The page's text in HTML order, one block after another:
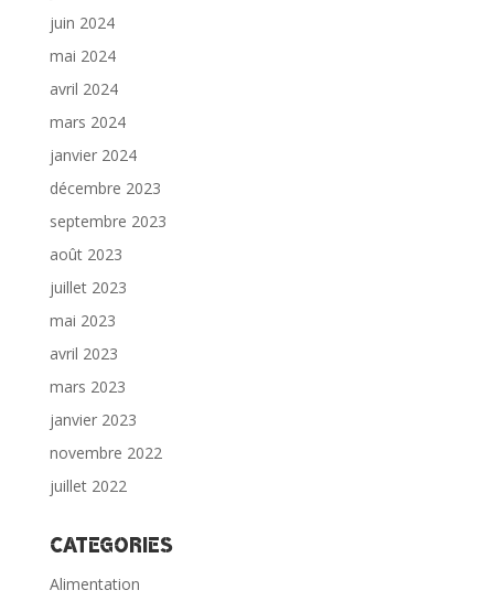
juin 2024
mai 2024
avril 2024
mars 2024
janvier 2024
décembre 2023
septembre 2023
août 2023
juillet 2023
mai 2023
avril 2023
mars 2023
janvier 2023
novembre 2022
juillet 2022
Categories
Alimentation